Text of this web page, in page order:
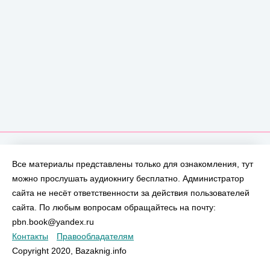
Все материалы представлены только для ознакомления, тут
можно прослушать аудиокнигу бесплатно. Администратор
сайта не несёт ответственности за действия пользователей
сайта. По любым вопросам обращайтесь на почту:
pbn.book@yandex.ru
Контакты
Правообладателям
Copyright 2020, Bazaknig.info